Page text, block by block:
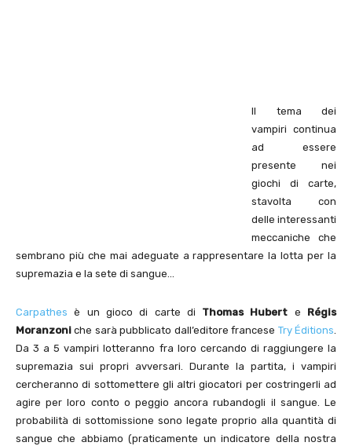
Il tema dei
vampiri continua
ad essere
presente nei
giochi di carte,
stavolta con
delle interessanti
meccaniche che
sembrano più che mai adeguate a rappresentare la lotta per la
supremazia e la sete di sangue…
Carpathes è un gioco di carte di Thomas Hubert e Régis
Moranzoni che sarà pubblicato dall’editore francese Try Éditions.
Da 3 a 5 vampiri lotteranno fra loro cercando di raggiungere la
supremazia sui propri avversari. Durante la partita, i vampiri
cercheranno di sottomettere gli altri giocatori per costringerli ad
agire per loro conto o peggio ancora rubandogli il sangue. Le
probabilità di sottomissione sono legate proprio alla quantità di
sangue che abbiamo (praticamente un indicatore della nostra